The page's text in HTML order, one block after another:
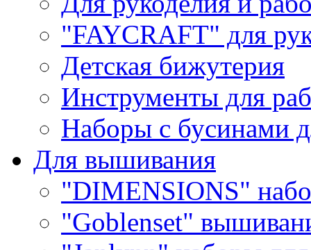
"FAYCRAFT" для
Детская бижутерия
Инструменты для
Наборы с бусинами
Для вышивания
"DIMENSIONS"
"Goblenset"